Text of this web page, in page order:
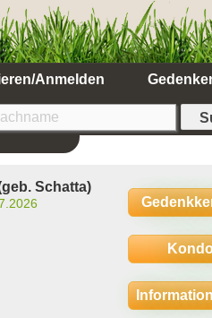
Anmelden
Schatta)